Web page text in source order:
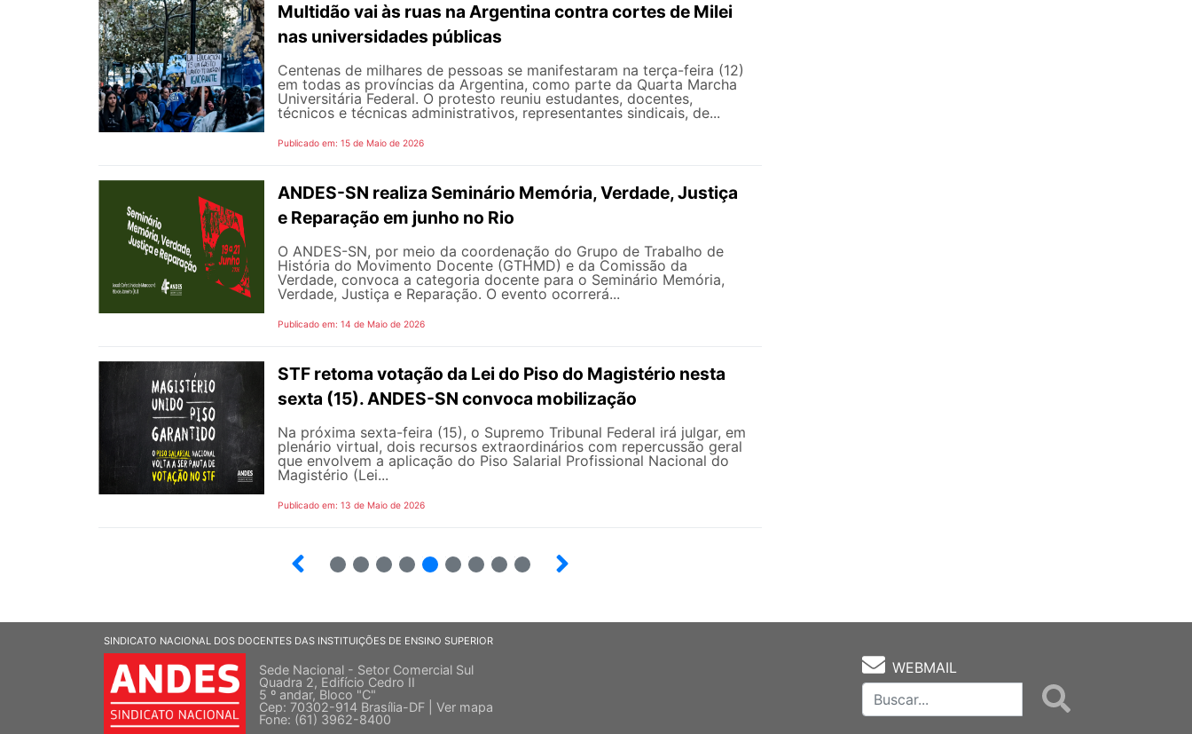
Multidão vai às ruas na Argentina contra cortes de Milei
nas universidades públicas
Centenas de milhares de pessoas se manifestaram na terça-feira (12)
em todas as províncias da Argentina, como parte da Quarta Marcha
Universitária Federal. O protesto reuniu estudantes, docentes,
técnicos e técnicas administrativos, representantes sindicais, de...
Publicado em: 15 de Maio de 2026
ANDES-SN realiza Seminário Memória, Verdade, Justiça
e Reparação em junho no Rio
O ANDES-SN, por meio da coordenação do Grupo de Trabalho de
História do Movimento Docente (GTHMD) e da Comissão da
Verdade, convoca a categoria docente para o Seminário Memória,
Verdade, Justiça e Reparação. O evento ocorrerá...
Publicado em: 14 de Maio de 2026
STF retoma votação da Lei do Piso do Magistério nesta
sexta (15). ANDES-SN convoca mobilização
Na próxima sexta-feira (15), o Supremo Tribunal Federal irá julgar, em
plenário virtual, dois recursos extraordinários com repercussão geral
que envolvem a aplicação do Piso Salarial Profissional Nacional do
Magistério (Lei...
Publicado em: 13 de Maio de 2026
SINDICATO NACIONAL DOS DOCENTES DAS INSTITUIÇÕES DE ENSINO SUPERIOR
Sede Nacional - Setor Comercial Sul
Quadra 2, Edifício Cedro II
5 º andar, Bloco "C"
Cep: 70302-914 Brasília-DF | Ver mapa
Fone: (61) 3962-8400
WEBMAIL